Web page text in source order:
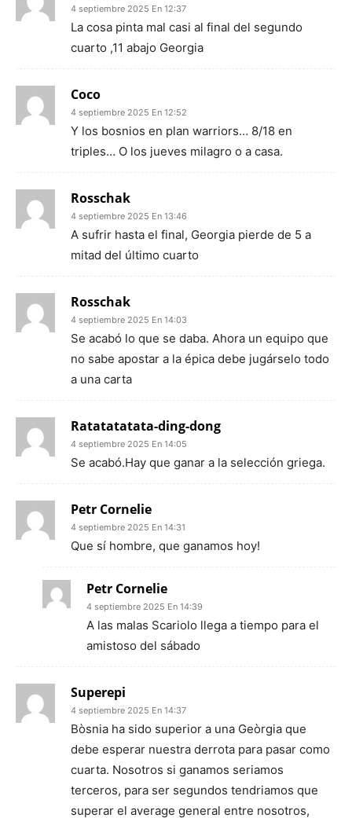
4 septiembre 2025 En 12:37
La cosa pinta mal casi al final del segundo
cuarto ,11 abajo Georgia
Coco
4 septiembre 2025 En 12:52
Y los bosnios en plan warriors… 8/18 en
triples… O los jueves milagro o a casa.
Rosschak
4 septiembre 2025 En 13:46
A sufrir hasta el final, Georgia pierde de 5 a
mitad del último cuarto
Rosschak
4 septiembre 2025 En 14:03
Se acabó lo que se daba. Ahora un equipo que
no sabe apostar a la épica debe jugárselo todo
a una carta
Ratatatatata-ding-dong
4 septiembre 2025 En 14:05
Se acabó.Hay que ganar a la selección griega.
Petr Cornelie
4 septiembre 2025 En 14:31
Que sí hombre, que ganamos hoy!
Petr Cornelie
4 septiembre 2025 En 14:39
A las malas Scariolo llega a tiempo para el
amistoso del sábado
Superepi
4 septiembre 2025 En 14:37
Bòsnia ha sido superior a una Geòrgia que
debe esperar nuestra derrota para pasar como
cuarta. Nosotros si ganamos seriamos
terceros, para ser segundos tendriamos que
superar el average general entre nosotros,